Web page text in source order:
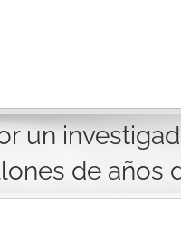
un
de años